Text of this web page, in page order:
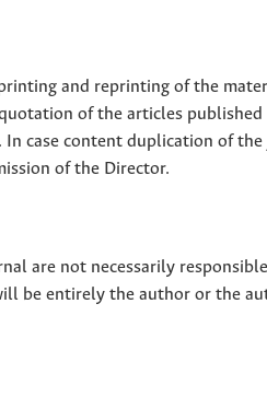
and reprinting of the
of the articles
case content duplication of
of the Director.
are not necessarily
be entirely the author or the